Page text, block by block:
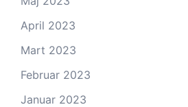
April 2023
Mart 2023
Februar 2023
Januar 2023